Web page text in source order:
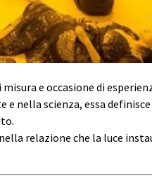
e occasione di
nella scienza, essa
relazione che la luce